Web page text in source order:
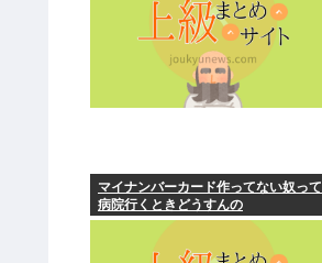
マイナンバーカード作ってない奴って
病院行くときどうすんの